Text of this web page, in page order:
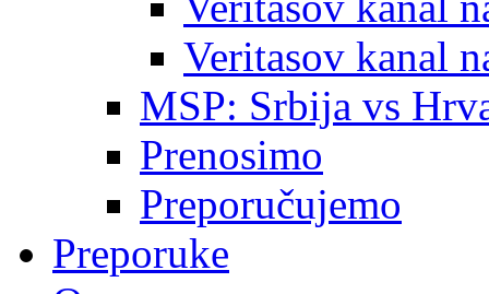
Veritasov kanal
MSP: Srbija vs
Prenosimo
Preporučujemo
Preporuke